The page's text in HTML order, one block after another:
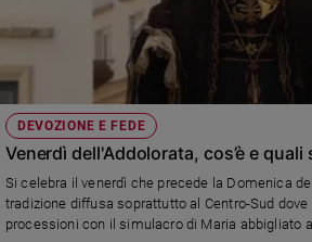
Foto
Podcast
Privacy
Policy
DEVOZIONE E FEDE
Venerdì dell'Addolorata, cos’è e quali
Si celebra il venerdì che precede la Domenica
tradizione diffusa soprattutto al Centro-Sud
processioni con il simulacro di Maria abbigliato